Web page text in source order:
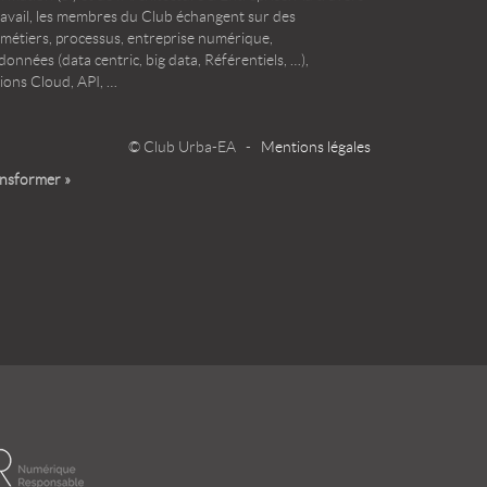
les membres du Club échangent sur des
processus, entreprise numérique,
(data centric, big data, Référentiels, …),
Cloud, API, …
© Club Urba-EA - Mentions légales
»